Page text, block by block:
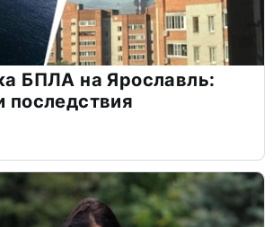
БПЛА на Ярославль:
последствия